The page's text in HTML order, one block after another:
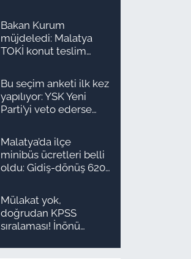
Bakan Kurum
müjdeledi: Malatya
TOKİ konut teslim
ilçe ilçe teslimat
takvimi ve ödeme
planı
Bu seçim anketi ilk kez
yapılıyor: YSK Yeni
Parti’yi veto ederse
olur?
Malatya’da ilçe
minibüs ücretleri belli
oldu: Gidiş-dönüş 620
Mülakat yok,
doğrudan KPSS
sıralaması! İnönü
personel alım ilanı